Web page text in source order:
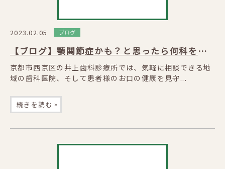
2023.02.05 ブログ
【ブログ】顎関節症かも？と思ったら何科を受診すべき？
京都市西京区の井上歯科診療所では、気軽に相談できる地
域の歯科医院、そして患者様のお口の健康を見守...
続きを読む »